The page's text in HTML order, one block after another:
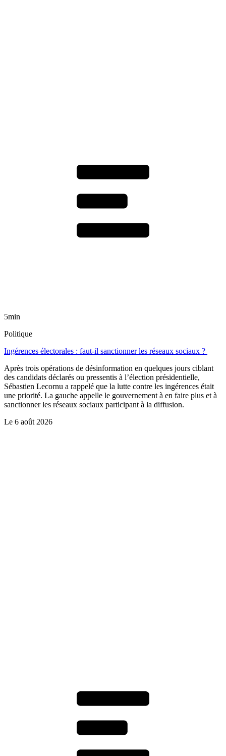
5min
Politique
Ingérences électorales : faut-il sanctionner les réseaux sociaux ?
Après trois opérations de désinformation en quelques jours ciblant
des candidats déclarés ou pressentis à l’élection présidentielle,
Sébastien Lecornu a rappelé que la lutte contre les ingérences était
une priorité. La gauche appelle le gouvernement à en faire plus et à
sanctionner les réseaux sociaux participant à la diffusion.
Le 6 août 2026